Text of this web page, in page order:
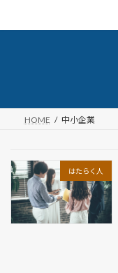
HOME 中小企業
はたらく人